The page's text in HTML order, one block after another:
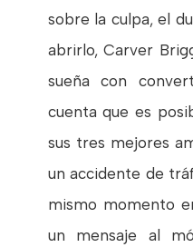
sobre la culpa, el
abrirlo, Carver
sueña con
cuenta que es
sus tres mejores
un accidente de
mismo momento
un mensaje al